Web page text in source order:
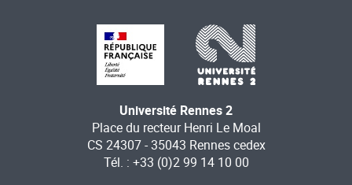
Université Rennes 2
Place du recteur Henri Le Moal
CS 24307 - 35043 Rennes cedex
Tél. : +33 (0)2 99 14 10 00